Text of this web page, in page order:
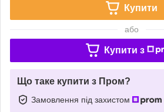
Купити
або
Купити з
Що таке купити з Пром?
Замовлення під захистом